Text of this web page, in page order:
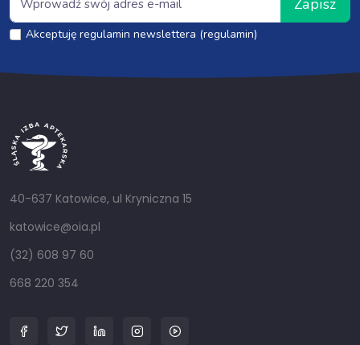
Akceptuję regulamin newslettera (regulamin)
40-637 Katowice, ul Kryniczna 15
katowice@oia.pl
(32) 608 97 60
668 220 354